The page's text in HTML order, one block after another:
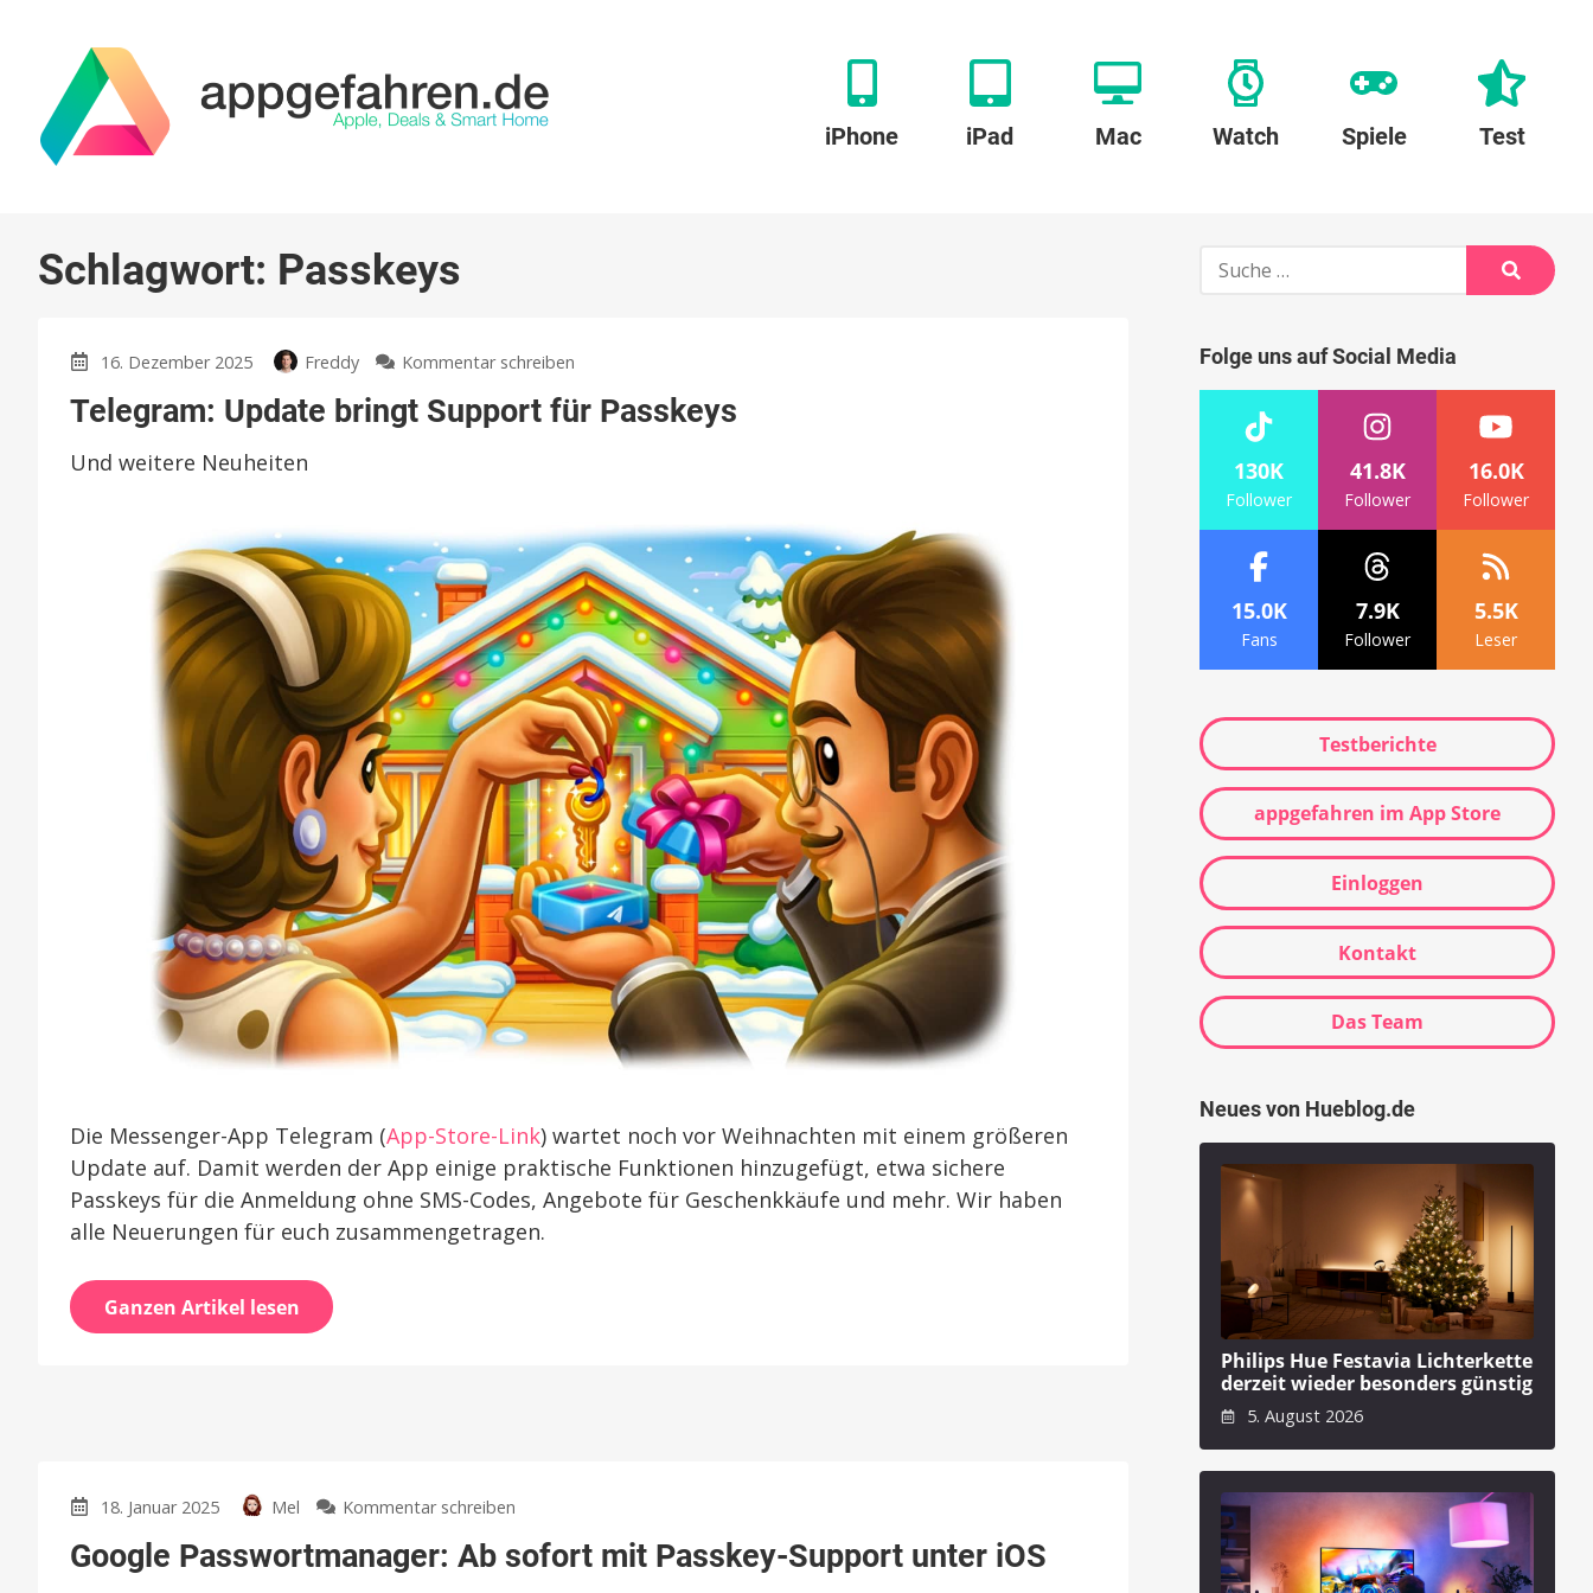
iPhone iPad Mac Watch Spiele Test
Schlagwort: Passkeys
16. Dezember 2025 Freddy Kommentar schreiben
Update
Telegram: Update bringt Support für Passkeys
Und weitere Neuheiten
Die Messenger-App Telegram (App-Store-Link) wartet noch vor Weihnachten mit einem größeren
Update auf. Damit werden der App einige praktische Funktionen hinzugefügt, etwa sichere
Passkeys für die Anmeldung ohne SMS-Codes, Angebote für Geschenkkäufe und mehr. Wir haben
alle Neuerungen für euch zusammengetragen.
Ganzen Artikel lesen
18. Januar 2025 Mel Kommentar schreiben
Passwortmanager:
Google Passwortmanager: Ab sofort mit Passkey-Support unter iOS
Suche
Suche
Folge uns auf Social Media
130K
Follower
41.8K
Follower
16.0K
Follower
15.0K
Fans
7.9K
Follower
5.5K
Leser
Testberichte
appgefahren im App Store
Einloggen
Kontakt
Das Team
Neues von Hueblog.de
Philips Hue Festavia Lichterkette
derzeit wieder besonders günstig
5. August 2026